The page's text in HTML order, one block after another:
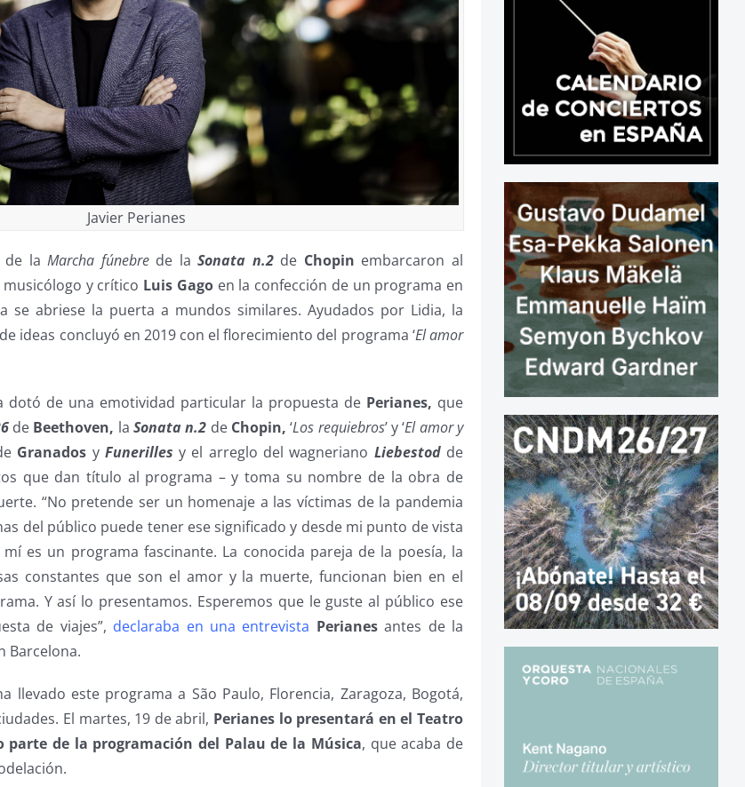
Javier Perianes
de laMarcha fúnebrede laSonata n.2de Chopin embarcaron al
y crítico Luis Gagoen la confección de un programa en
abriese la puerta a mundos similares. Ayudados por Lidia, la
ideas concluyó en 2019 con el florecimiento del programa ‘El amor
dotó de una emotividad particular la propuesta de Perianes, que
de Beethoven, laSonata n.2 de Chopin, ‘Los requiebros’ y ‘El amor y
Granados y Funerilles y el arreglo del wagneriano Liebestodde
que dan título al programa – y toma su nombre de la obra de
“No pretende ser un homenaje a las víctimas de la pandemia
del público puede tener ese significado y desde mi punto de vista
es un programa fascinante. La conocida pareja de la poesía, la
constantes que son el amor y la muerte, funcionan bien en el
Y así lo presentamos. Esperemos que le guste al público ese
de viajes”, declaraba en una entrevista Perianesantes de la
Barcelona.
llevado este programa a São Paulo, Florencia, Zaragoza, Bogotá,
El martes, 19 de abril, Perianes lo presentará en el Teatro
parte de la programación del Palau de la Música, que acaba de